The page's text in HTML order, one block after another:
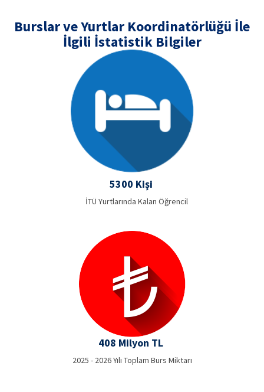
Burslar ve Yurtlar Koordinatörlüğü İle
İlgili İstatistik Bilgiler
5300 Kişi
İTÜ Yurtlarında Kalan Öğrencil
408 Milyon TL
2025 - 2026 Yılı Toplam Burs Miktarı